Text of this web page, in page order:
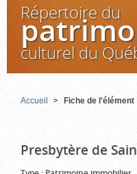
Répertoire du
culturel du
Accueil Fiche de l'élément
Presbytère de